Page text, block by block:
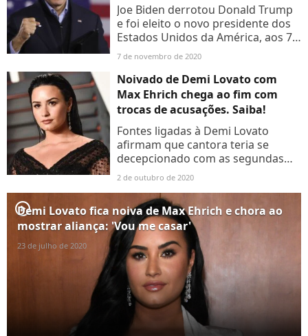
Joe Biden derrotou Donald Trump
e foi eleito o novo presidente dos
Estados Unidos da América, aos 77
anos, neste sábado (07). 'Prometo
para todos os...
7 de novembro de 2020
Noivado de Demi Lovato com
Max Ehrich chega ao fim com
trocas de acusações. Saiba!
Fontes ligadas à Demi Lovato
afirmam que cantora teria se
decepcionado com as segundas
intenções de Max Ehrich de se
usando toda sua fama, enquanto o
artista...
2 de outubro de 2020
player2
Demi Lovato fica noiva de Max Ehrich e chora ao
mostrar aliança: 'Vou me casar'
23 de julho de 2020